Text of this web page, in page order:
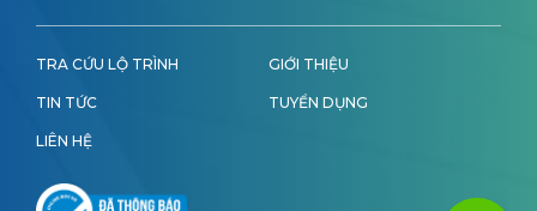
TRA CỨU LỘ TRÌNH GIỚI THIỆU
TIN TỨC TUYỂN DỤNG
LIÊN HỆ